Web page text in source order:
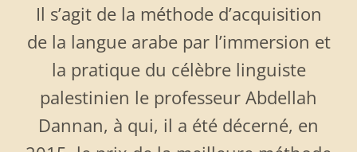
Il s’agit de la méthode d’acquisition
de la langue arabe par l’immersion et
la pratique du célèbre linguiste
palestinien le professeur Abdellah
Dannan, à qui, il a été décerné, en